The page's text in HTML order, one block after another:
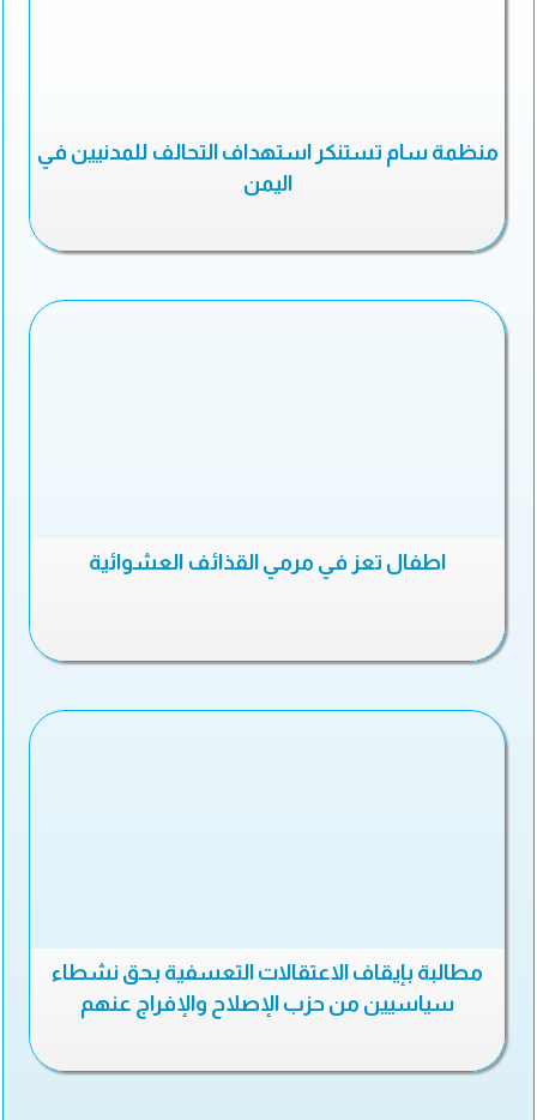
منظمة سام تستنكر استهداف التحالف للمدنيين في
اليمن
اطفال تعز في مرمي القذائف العشوائية
مطالبة بإيقاف الاعتقالات التعسفية بحق نشطاء
سياسيين من حزب الإصلاح والإفراج عنهم